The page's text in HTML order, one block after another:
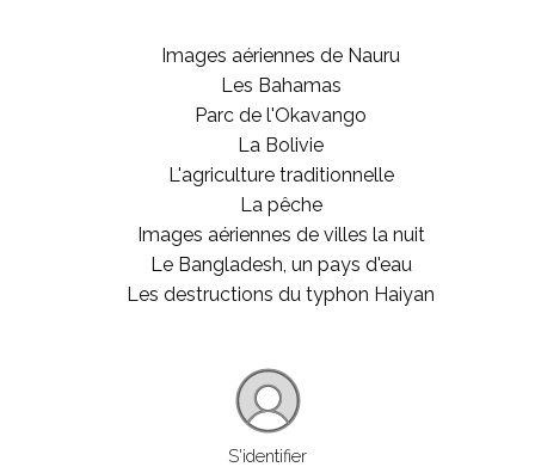
Images aériennes de Nauru
Les Bahamas
Parc de l'Okavango
La Bolivie
L'agriculture traditionnelle
La pêche
Images aériennes de villes la nuit
Le Bangladesh, un pays d'eau
Les destructions du typhon Haiyan
S'identifier